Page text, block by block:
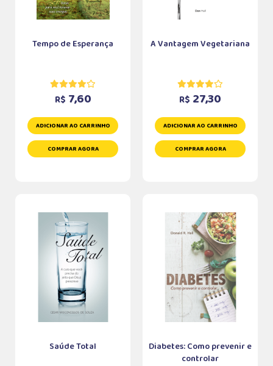
Tempo de Esperança
R$ 7,60
ADICIONAR AO CARRINHO
COMPRAR AGORA
A Vantagem Vegetariana
R$ 27,30
ADICIONAR AO CARRINHO
COMPRAR AGORA
Saúde Total
Diabetes: Como prevenir e
controlar